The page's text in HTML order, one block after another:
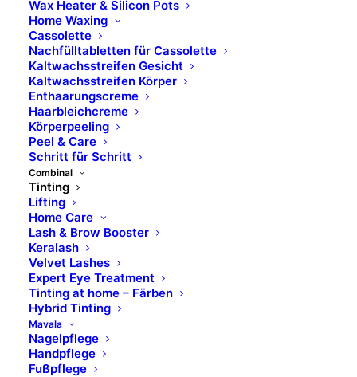
Wax Heater & Silicon Pots
Home Waxing
Cassolette
Nachfülltabletten für Cassolette
Kaltwachsstreifen Gesicht
Kaltwachsstreifen Körper
Enthaarungscreme
Haarbleichcreme
Körperpeeling
Peel & Care
Schritt für Schritt
Combinal
Tinting
Lifting
Home Care
Lash & Brow Booster
Keralash
Velvet Lashes
Expert Eye Treatment
Tinting at home – Färben
Hybrid Tinting
Mavala
Nagelpflege
Handpflege
Fußpflege
ANWENDUNG
INHALTSSTOFFE
WARNHINWEIS &
SICHERHEITSINFORMATION
BILDER UND KONTAKTE